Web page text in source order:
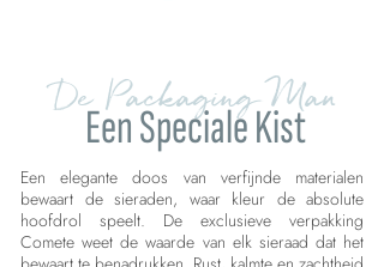
De Packaging Man
Een Speciale Kist
Een elegante doos van verfijnde materialen
bewaart de sieraden, waar kleur de absolute
hoofdrol speelt. De exclusieve verpakking
Comete weet de waarde van elk sieraad dat het